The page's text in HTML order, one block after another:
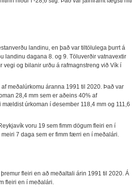
landinu, en það var tiltölulega þurrt á
landinu dagana 8. og 9. Töluverðir vatnavextir
og bilanir urðu á rafmagnstreng við Vík í
meðalúrkomu áranna 1991 til 2020. Það var
28,4 mm sem er aðeins 40% af
úrkoman í desember 118,4 mm og 111,6
voru 19 sem fimm dögum fleiri en í
7 daga sem er fimm færri en í meðalári.
fleiri en að meðaltali árin 1991 til 2020. Á
fleiri en í meðalári.